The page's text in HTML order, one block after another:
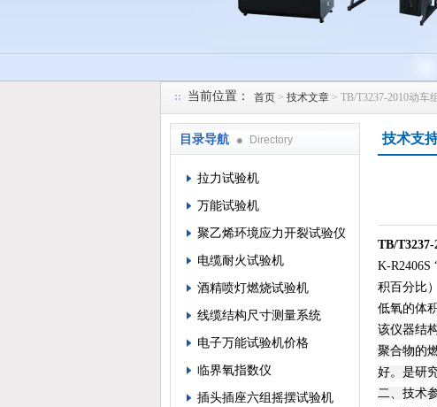
当前位置： 首页 > 技术文章 > TB/T3237-2010动
目录导航 Directory
拉力试验机
万能试验机
聚乙烯环境应力开裂试验仪
电缆耐火试验机
酒精喷灯燃烧试验机
线缆结构尺寸测量系统
电子万能试验机价格
临界氧指数仪
插头插座六组摇摆试验机
技术支
TB/
K-R2406S
积百分比
低氧的体
该仪器结
聚合物的
好。是研
二、技术